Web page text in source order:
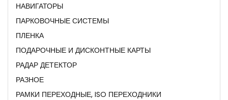
НАВИГАТОРЫ
ПАРКОВОЧНЫЕ СИСТЕМЫ
ПЛЕНКА
ПОДАРОЧНЫЕ И ДИСКОНТНЫЕ КАРТЫ
РАДАР ДЕТЕКТОР
РАЗНОЕ
РАМКИ ПЕРЕХОДНЫЕ, ISO ПЕРЕХОДНИКИ